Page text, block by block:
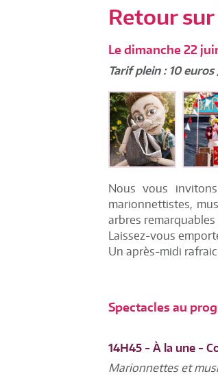
Retour
Le dimanche 22
Tarif plein : 10
Nous vous
marionnettistes,
arbres remarquables
Laissez-vous
Un après-midi
Spectacles au
14H45 - À la une -
Marionnettes et